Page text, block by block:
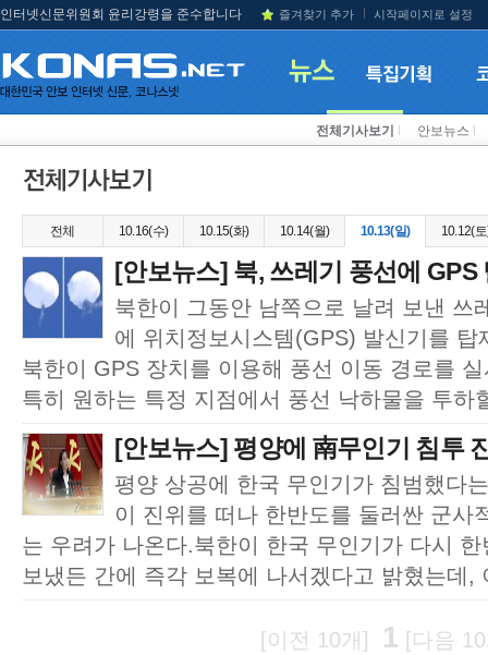
인터넷신문위원회 윤리강령을 준수합니다 즐겨찾기 추가 시작페이지로 설정
전체기사보기 안보뉴스
전체 10.16(수) 10.15(화) 10.14(월) 10.13(일) 10.12(
[안보뉴스] 북, 쓰레기 풍선에
북한이 그동안 남쪽으로 날려 보낸 쓰
에 위치정보시스템(GPS) 발신기를
북한이 GPS 장치를 이용해 풍선 이동 경로를
특히 원하는 특정 지점에서 풍선 낙하물을 투하
[안보뉴스] 평양에 南무인기 침투
평양 상공에 한국 무인기가 침범했다
이 진위를 떠나 한반도를 둘러싼 군사
는 우려가 나온다.북한이 한국 무인기가 다시
보냈든 간에 즉각 보복에 나서겠다고 밝혔는데,
[이전 10개] 1 [다음